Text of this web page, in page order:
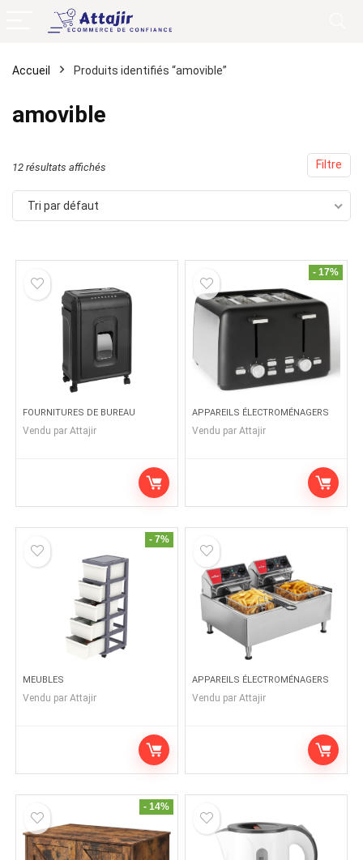
Accueil Produits identifiés “amovible”
amovible
Filtre
12 résultats affichés
Tri par défaut
FOURNITURES DE BUREAU
Vendu par Attajir
- 17%
APPAREILS ÉLECTROMÉNAGERS
Vendu par Attajir
- 7%
MEUBLES
Vendu par Attajir
APPAREILS ÉLECTROMÉNAGERS
Vendu par Attajir
- 14%